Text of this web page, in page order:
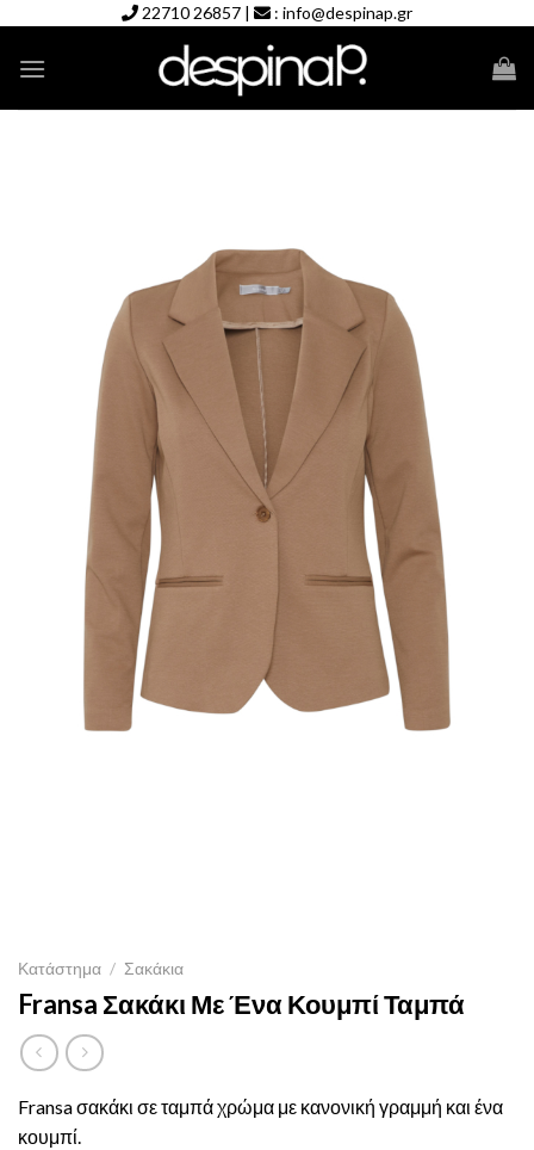
content
22710 26857 | : info@despinap.gr
Κατάστημα / Σακάκια
Fransa Σακάκι Με Ένα Κουμπί Ταμπά
Fransa σακάκι σε ταμπά χρώμα με κανονική γραμμή και ένα
κουμπί.